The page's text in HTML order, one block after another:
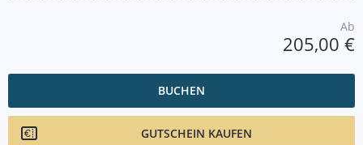
Ab
205,00 €
BUCHEN
GUTSCHEIN KAUFEN